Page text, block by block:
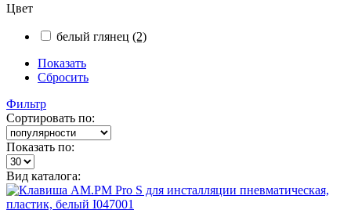
Цвет
белый глянец (2)
Показать
Сбросить
Фильтр
Сортировать по:
Показать по:
Вид каталога: